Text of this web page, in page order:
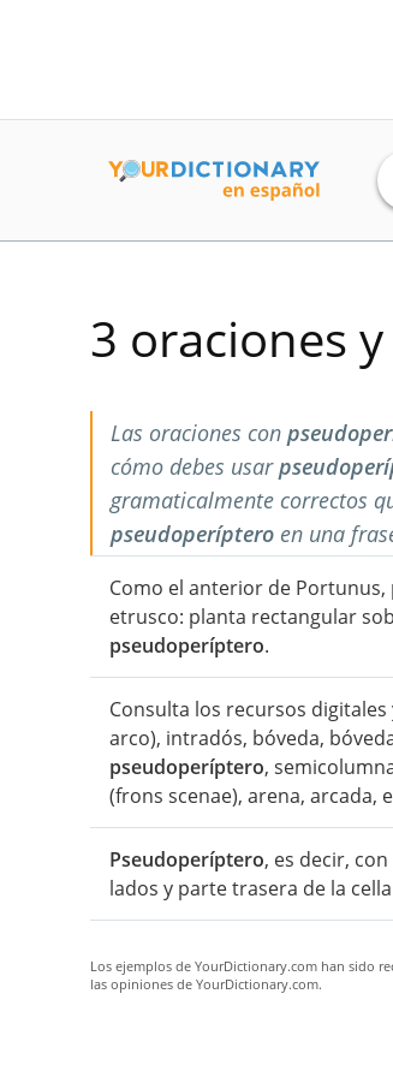
3 oraciones
Las oraciones con
cómo debes usar
gramaticalmente correctos
pseudoperíptero en una
Como el anterior de
etrusco: planta rectangular
pseudoperíptero.
Consulta los recursos
arco), intradós, bóveda,
pseudoperíptero,
(frons scenae), arena, arcada,
Pseudoperíptero, es decir,
lados y parte trasera de la
Los ejemplos de YourDictionary.com han sido
las opiniones de YourDictionary.com.